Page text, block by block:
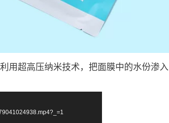
用超高压纳米技术，把面膜中的水份渗入